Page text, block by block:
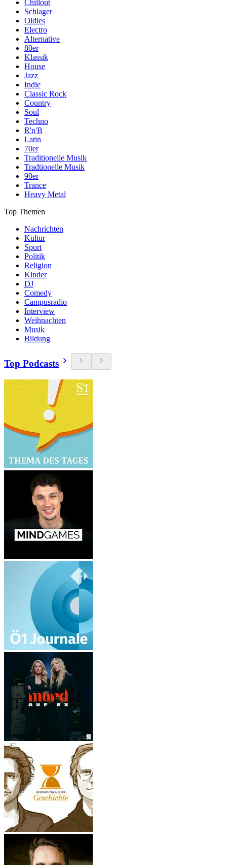
Chillout
Schlager
Oldies
Electro
Alternative
80er
Klassik
House
Jazz
Indie
Classic Rock
Country
Soul
Techno
R'n'B
Latin
70er
Traditionelle Musik
Tradtionelle Musik
90er
Trance
Heavy Metal
Top Themen
Nachrichten
Kultur
Sport
Politik
Religion
Kinder
DJ
Comedy
Campusradio
Interview
Weihnachten
Musik
Bildung
Top Podcasts